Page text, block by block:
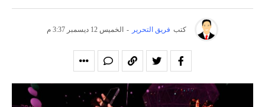
كتب فريق التحرير - الخميس 12 ديسمبر 3:37 م